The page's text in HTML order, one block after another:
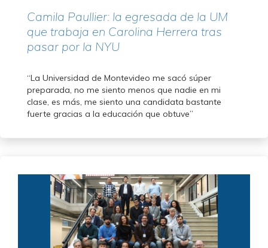
Camila Paullier: la egresada de la UM
que trabaja en Carolina Herrera tras
pasar por la NYU
“La Universidad de Montevideo me sacó súper
preparada, no me siento menos que nadie en mi
clase, es más, me siento una candidata bastante
fuerte gracias a la educación que obtuve”